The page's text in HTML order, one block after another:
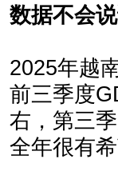
数据不会
2025年越
前三季度
右，第三
全年很有